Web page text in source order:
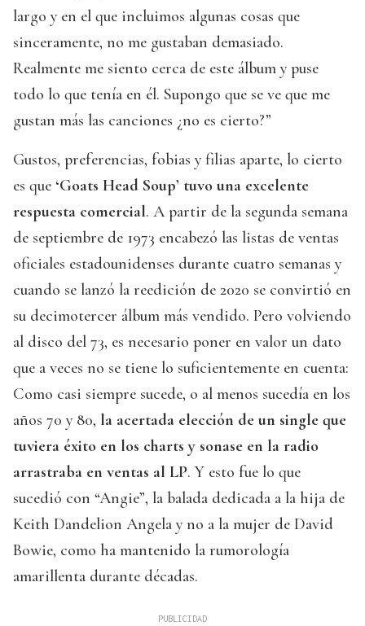
largo y en el que incluimos algunas cosas que
sinceramente, no me gustaban demasiado.
Realmente me siento cerca de este álbum y puse
todo lo que tenía en él. Supongo que se ve que me
gustan más las canciones ¿no es cierto?”
Gustos, preferencias, fobias y filias aparte, lo cierto
es que ‘Goats Head Soup’ tuvo una excelente
respuesta comercial. A partir de la segunda semana
de septiembre de 1973 encabezó las listas de ventas
oficiales estadounidenses durante cuatro semanas y
cuando se lanzó la reedición de 2020 se convirtió en
su decimotercer álbum más vendido. Pero volviendo
al disco del 73, es necesario poner en valor un dato
que a veces no se tiene lo suficientemente en cuenta:
Como casi siempre sucede, o al menos sucedía en los
años 70 y 80, la acertada elección de un single que
tuviera éxito en los charts y sonase en la radio
arrastraba en ventas al LP. Y esto fue lo que
sucedió con “Angie”, la balada dedicada a la hija de
Keith Dandelion Angela y no a la mujer de David
Bowie, como ha mantenido la rumorología
amarillenta durante décadas.